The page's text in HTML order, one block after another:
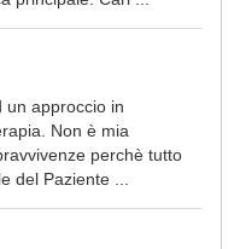
un approccio in
Non è mia
perchè tutto
del Paziente ...